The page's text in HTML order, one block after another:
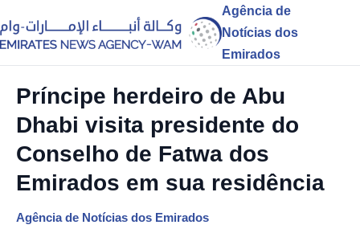
Agência de
Notícias dos
Emirados
Príncipe herdeiro de Abu
Dhabi visita presidente do
Conselho de Fatwa dos
Emirados em sua residência
Agência de Notícias dos Emirados